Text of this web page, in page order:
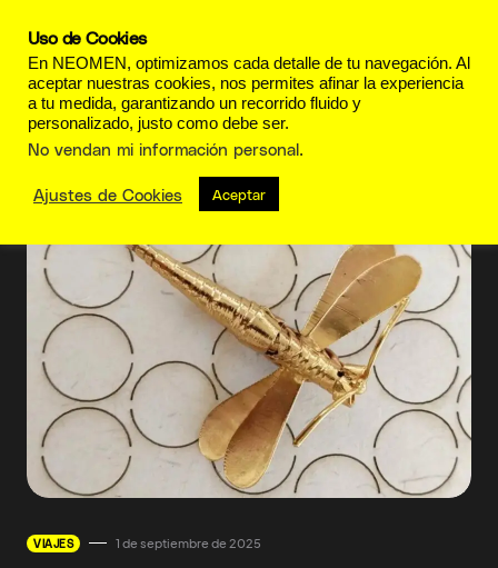
pop-up de moda
VIAJES 1 de septiembre de 2025
Uso de Cookies
En NEOMEN, optimizamos cada detalle de tu navegación. Al
aceptar nuestras cookies, nos permites afinar la experiencia
a tu medida, garantizando un recorrido fluido y
personalizado, justo como debe ser.
No vendan mi información personal.
Ajustes de Cookies Aceptar